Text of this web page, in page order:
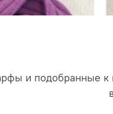
и подобранные к